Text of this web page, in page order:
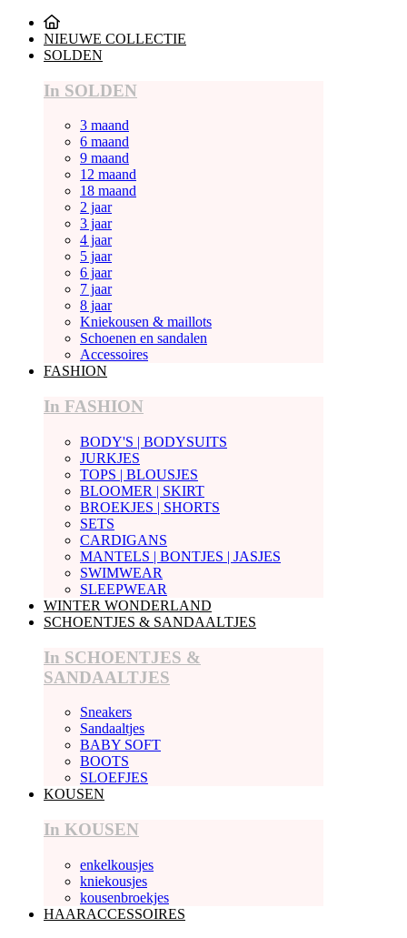
NIEUWE COLLECTIE
SOLDEN
In SOLDEN
3 maand
6 maand
9 maand
12 maand
18 maand
2 jaar
3 jaar
4 jaar
5 jaar
6 jaar
7 jaar
8 jaar
Kniekousen & maillots
Schoenen en sandalen
Accessoires
FASHION
In FASHION
BODY'S | BODYSUITS
JURKJES
TOPS | BLOUSJES
BLOOMER | SKIRT
BROEKJES | SHORTS
SETS
CARDIGANS
MANTELS | BONTJES | JASJES
SWIMWEAR
SLEEPWEAR
WINTER WONDERLAND
SCHOENTJES & SANDAALTJES
In SCHOENTJES &
SANDAALTJES
Sneakers
Sandaaltjes
BABY SOFT
BOOTS
SLOEFJES
KOUSEN
In KOUSEN
enkelkousjes
kniekousjes
kousenbroekjes
HAARACCESSOIRES